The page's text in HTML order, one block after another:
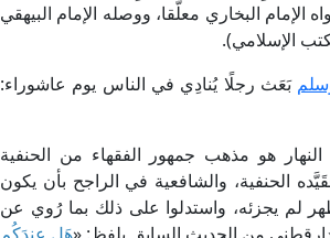
البخاري معلَّقا، ووصله الإمام البيهقي
بَعَث رجلًا يُنادِي في الناس يوم عاشوراء:
هو مذهب جمهور الفقهاء من الحنفية
الحنفية، والشافعية في الراجح بأن يكون
لم يجزئه، واستدلوا على ذلك بما رُوي عن